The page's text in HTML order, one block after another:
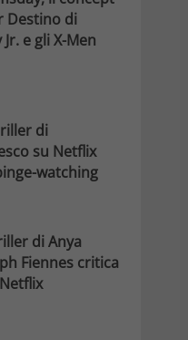
Destino di
e gli X-Men
di
su Netflix
watching
di Anya
Fiennes critica